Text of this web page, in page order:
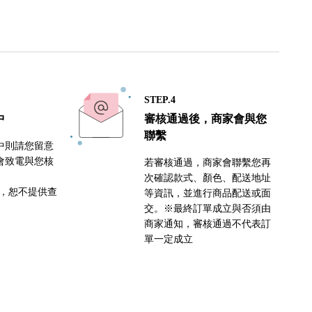
則請您留意
致電與您核
恕不提供查
STEP.4
審核通過後，商家會與您
聯繫
若審核通過，商家會聯繫您再
次確認款式、顏色、配送地址
等資訊，並進行商品配送或面
交。※最終訂單成立與否須由
商家通知，審核通過不代表訂
單一定成立